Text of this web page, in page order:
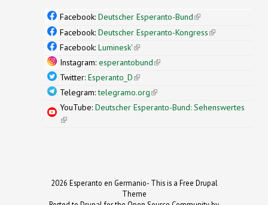
Facebook: Deutscher Esperanto-Bund(link is
external)
Facebook: Deutscher Esperanto-Kongress(link is
Facebook: Luminesk'(link is external)
Instagram: esperantobund(link is external)
Twitter: Esperanto_D(link is external)
Telegram:telegramo.org(link is external)
YouTube: Deutscher Esperanto-Bund: Sehenswertes
(link is external)
2026 Esperanto en Germanio- This is a Free Drupal
Theme